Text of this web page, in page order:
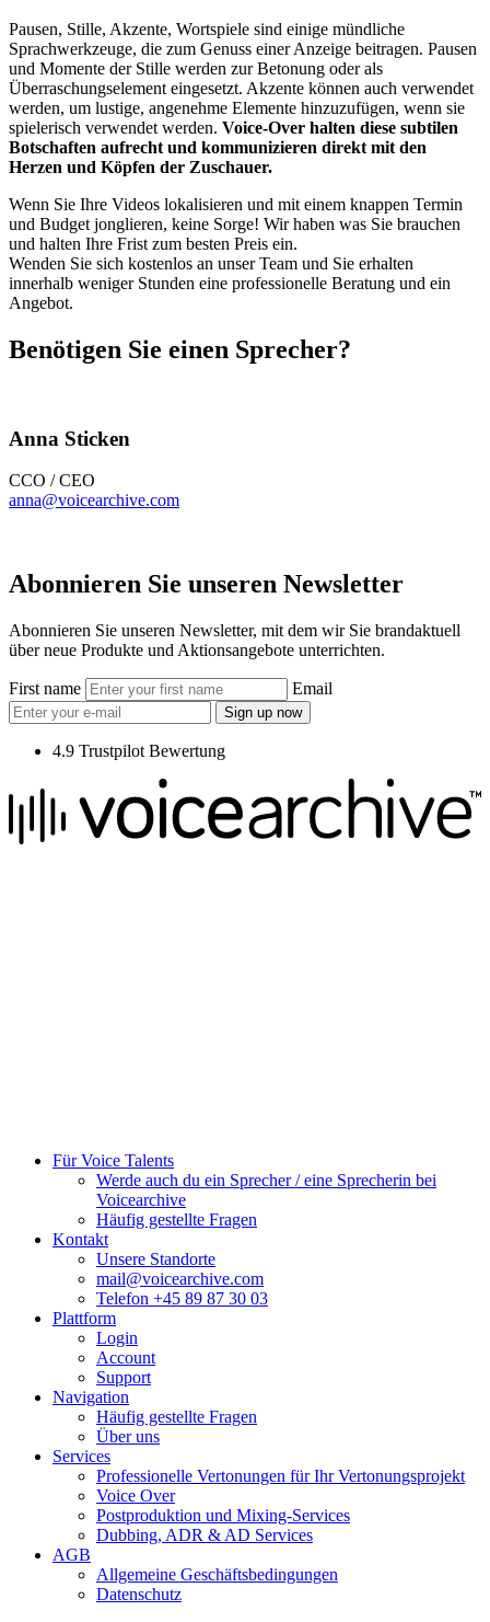
Pausen, Stille, Akzente, Wortspiele sind einige mündliche
Sprachwerkzeuge, die zum Genuss einer Anzeige beitragen. Pausen
und Momente der Stille werden zur Betonung oder als
Überraschungselement eingesetzt. Akzente können auch verwendet
werden, um lustige, angenehme Elemente hinzuzufügen, wenn sie
spielerisch verwendet werden. Voice-Over halten diese subtilen
Botschaften aufrecht und kommunizieren direkt mit den
Herzen und Köpfen der Zuschauer.
Wenn Sie Ihre Videos lokalisieren und mit einem knappen Termin
und Budget jonglieren, keine Sorge! Wir haben was Sie brauchen
und halten Ihre Frist zum besten Preis ein.
Wenden Sie sich kostenlos an unser Team und Sie erhalten
innerhalb weniger Stunden eine professionelle Beratung und ein
Angebot.
Benötigen Sie einen Sprecher?
Anna Sticken
CCO / CEO
anna@voicearchive.com
Abonnieren Sie unseren Newsletter
Abonnieren Sie unseren Newsletter, mit dem wir Sie brandaktuell
über neue Produkte und Aktionsangebote unterrichten.
First name Email
Sign up now
4.9 Trustpilot Bewertung
Für Voice Talents
Werde auch du ein Sprecher / eine Sprecherin bei
Voicearchive
Häufig gestellte Fragen
Kontakt
Unsere Standorte
mail@voicearchive.com
Telefon +45 89 87 30 03
Plattform
Login
Account
Support
Navigation
Häufig gestellte Fragen
Über uns
Services
Professionelle Vertonungen für Ihr Vertonungsprojekt
Voice Over
Postproduktion und Mixing-Services
Dubbing, ADR & AD Services
AGB
Allgemeine Geschäftsbedingungen
Datenschutz